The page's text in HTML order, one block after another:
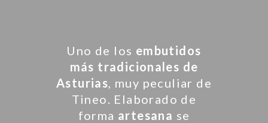
Uno de los embutidos
más tradicionales de
Asturias , muy peculiar de
Tineo. Elaborado de
forma artesana se